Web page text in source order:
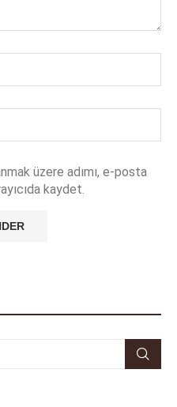
üzere adımı, e-posta
kaydet.